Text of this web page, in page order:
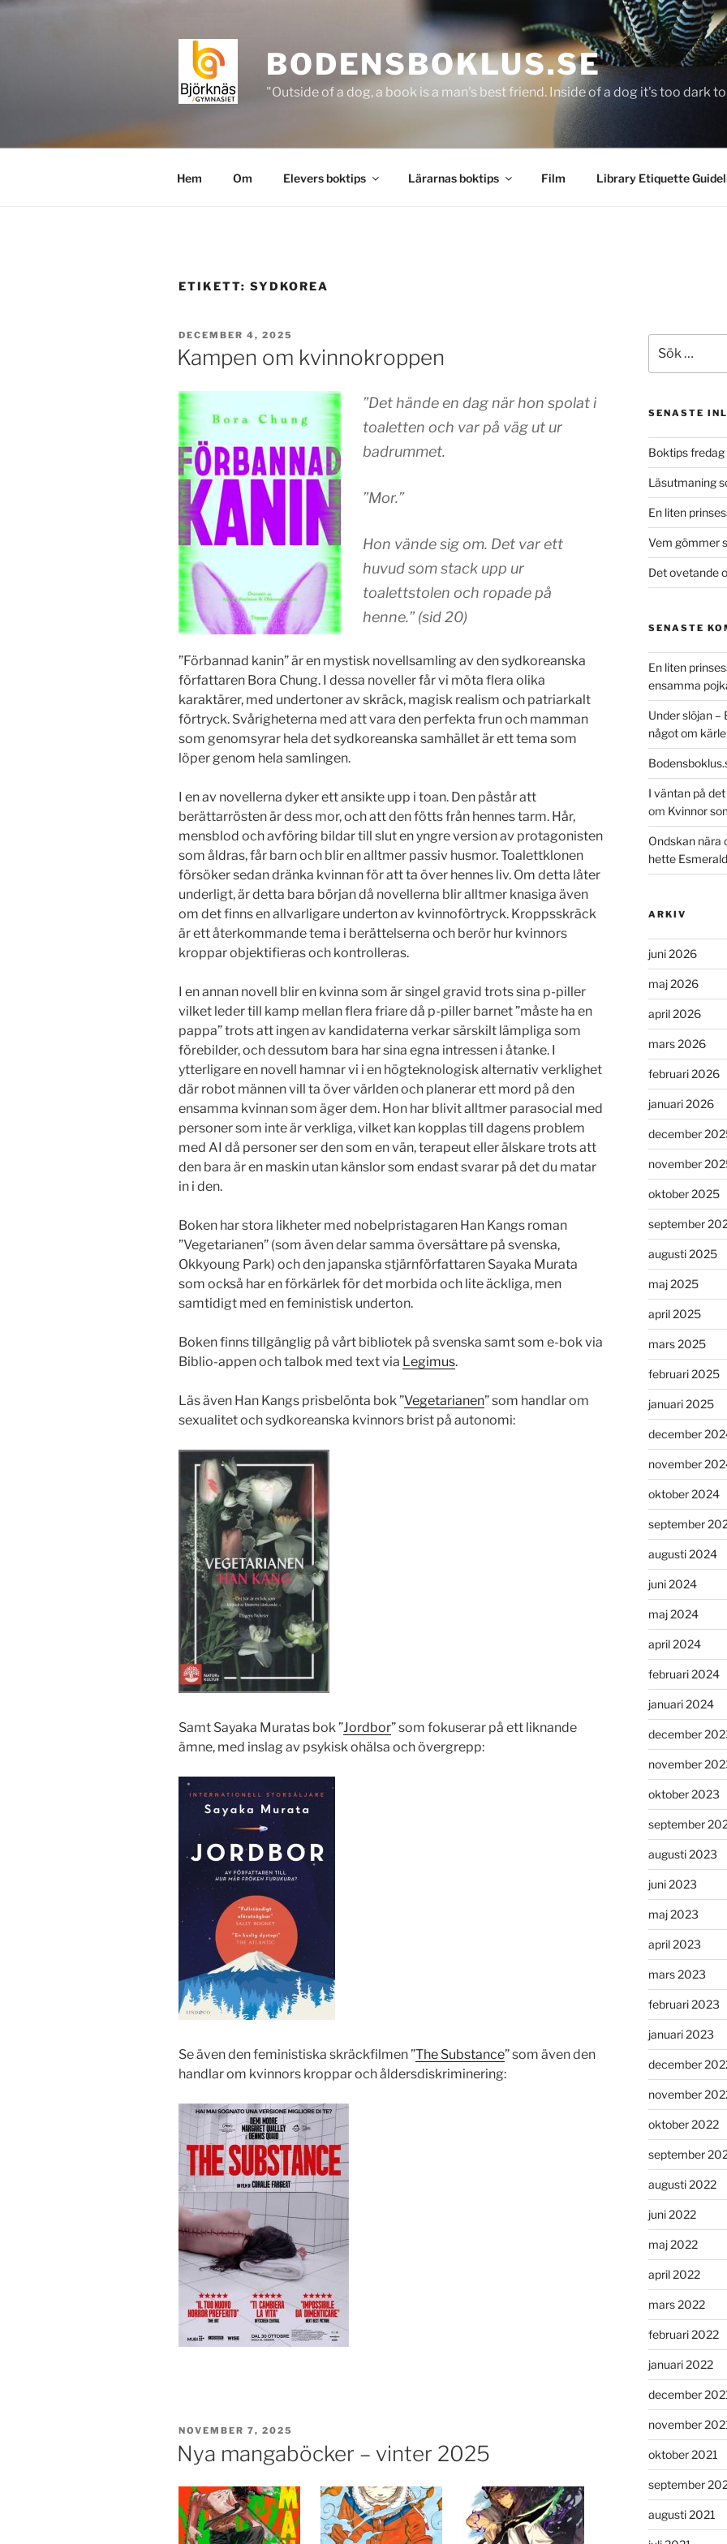
Hoppa
BODENSBOKLUS.SE
"Outside of a dog, a book is a man's best friend. Inside of a dog it's too dark
Hem Om Elevers boktips Lärarnas boktips Film Library Etiquette
ETIKETT: SYDKOREA
PUBLICERAT
DECEMBER 4, 2025
Kampen om kvinnokroppen
”Det hände en dag när hon spolat i
toaletten och var på väg ut ur
badrummet.
”Mor.”
Hon vände sig om. Det var ett
huvud som stack upp ur
toalettstolen och ropade på
henne.” (sid 20)
”Förbannad kanin” är en mystisk novellsamling av den sydkoreanska
författaren Bora Chung. I dessa noveller får vi möta flera olika
karaktärer, med undertoner av skräck, magisk realism och patriarkalt
förtryck. Svårigheterna med att vara den perfekta frun och mamman
som genomsyrar hela det sydkoreanska samhället är ett tema som
löper genom hela samlingen.
I en av novellerna dyker ett ansikte upp i toan. Den påstår att
berättarrösten är dess mor, och att den fötts från hennes tarm. Hår,
mensblod och avföring bildar till slut en yngre version av protagonisten
som åldras, får barn och blir en alltmer passiv husmor. Toalettklonen
försöker sedan dränka kvinnan för att ta över hennes liv. Om detta låter
underligt, är detta bara början då novellerna blir alltmer knasiga även
om det finns en allvarligare underton av kvinnoförtryck. Kroppsskräck
är ett återkommande tema i berättelserna och berör hur kvinnors
kroppar objektifieras och kontrolleras.
I en annan novell blir en kvinna som är singel gravid trots sina p-piller
vilket leder till kamp mellan flera friare då p-piller barnet ”måste ha en
pappa” trots att ingen av kandidaterna verkar särskilt lämpliga som
förebilder, och dessutom bara har sina egna intressen i åtanke. I
ytterligare en novell hamnar vi i en högteknologisk alternativ verklighet
där robot männen vill ta över världen och planerar ett mord på den
ensamma kvinnan som äger dem. Hon har blivit alltmer parasocial med
personer som inte är verkliga, vilket kan kopplas till dagens problem
med AI då personer ser den som en vän, terapeut eller älskare trots att
den bara är en maskin utan känslor som endast svarar på det du matar
in i den.
Boken har stora likheter med nobelpristagaren Han Kangs roman
”Vegetarianen” (som även delar samma översättare på svenska,
Okkyoung Park) och den japanska stjärnförfattaren Sayaka Murata
som också har en förkärlek för det morbida och lite äckliga, men
samtidigt med en feministisk underton.
Boken finns tillgänglig på vårt bibliotek på svenska samt som e-bok via
Biblio-appen och talbok med text via Legimus.
Läs även Han Kangs prisbelönta bok ”Vegetarianen” som handlar om
sexualitet och sydkoreanska kvinnors brist på autonomi:
Samt Sayaka Muratas bok ”Jordbor” som fokuserar på ett liknande
ämne, med inslag av psykisk ohälsa och övergrepp:
Se även den feministiska skräckfilmen ”The Substance” som även den
handlar om kvinnors kroppar och åldersdiskriminering:
PUBLICERAT
NOVEMBER 7, 2025
Nya mangaböcker – vinter 2025
efter:
SENASTE
Boktips fredag
Läsutmaning
En liten
Vem gömmer
Det ovetande
SENASTE
En liten
ensamma
Under slöjan –
något om
I väntan på
om Kvinnor
Ondskan nära
hette
ARKIV
juni 2026
maj 2026
april 2026
mars 2026
februari 2026
januari 2026
december
november
oktober 2025
september
augusti 2025
maj 2025
april 2025
mars 2025
februari 2025
januari 2025
december
november
oktober 2024
september
augusti 2024
juni 2024
maj 2024
april 2024
februari 2024
januari 2024
december
november
oktober 2023
september
augusti 2023
juni 2023
maj 2023
april 2023
mars 2023
februari 2023
januari 2023
december
november
oktober 2022
september
augusti 2022
juni 2022
maj 2022
april 2022
mars 2022
februari 2022
januari 2022
december
november
oktober 2021
september
augusti 2021